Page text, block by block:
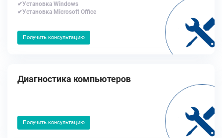
✔Установка Windows
✔Установка Microsoft Office
Получить консультацию
Диагностика компьютеров
Получить консультацию